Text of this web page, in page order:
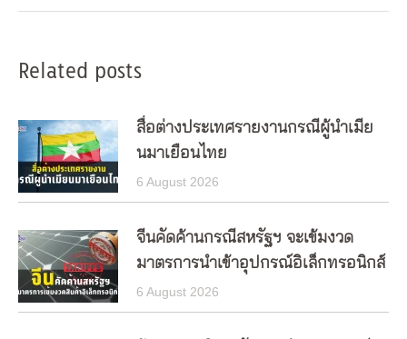
Related posts
สื่อต่างประเทศรายงานกรณีผู้นำเมีย
นมาเยือนไทย
6 August 2026
จีนคัดค้านกรณีสหรัฐฯ จะเข้มงวด
มาตรการนำเข้าอุปกรณ์อิเล็กทรอนิกส์
6 August 2026